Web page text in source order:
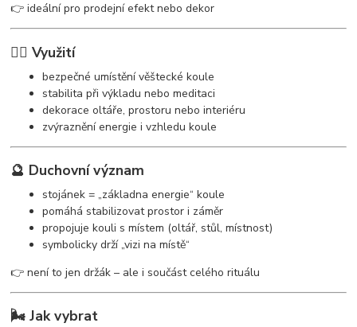
👉 ideální pro prodejní efekt nebo dekor
🧘‍♀️ Využití
bezpečné umístění věštecké koule
stabilita při výkladu nebo meditaci
dekorace oltáře, prostoru nebo interiéru
zvýraznění energie i vzhledu koule
🔮 Duchovní význam
stojánek = „základna energie“ koule
pomáhá stabilizovat prostor i záměr
propojuje kouli s místem (oltář, stůl, místnost)
symbolicky drží „vizi na místě“
👉 není to jen držák – ale i součást celého rituálu
🌬️ Jak vybrat